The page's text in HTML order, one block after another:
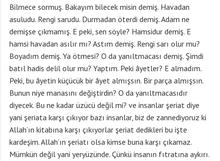
Bilmece sormuş. Bakayım bilecek misin demiş. Havadan
asuludu. Rengi sarudu. Durmadan öterdi demiş. Adam ne
demişse çıkmamış. E peki, sen söyle? Hamsidur demiş. E
hamsi havadan asılır mı? Astım demiş. Rengi sarı olur mu?
Boyadım demiş. Ya ötmesi? O da yanıltmacası demiş. Şimdi
batıl hadis delil olur mu? Yaptım. Peki âyetler? E almadım.
Peki, bu âyetin küçücük bir âyet almışsın. Bir parça almışsın.
Bunun niye manasını değiştirdin? O da yanıltmacasıdır
diyecek. Bu ne kadar üzücü değil mi? ve insanlar şeriat diye
yani şeriata karşı çıkıyor bazı insanlar, biz de zannediyoruz ki
Allah’ın kitabına karşı çıkıyorlar şeriat dedikleri bu işte
kardeşim. Allah’ın şeriatı olsa kimse buna karşı çıkamaz.
Mümkün değil yani yeryüzünde. Çünkü insanın fıtratına aykırı.